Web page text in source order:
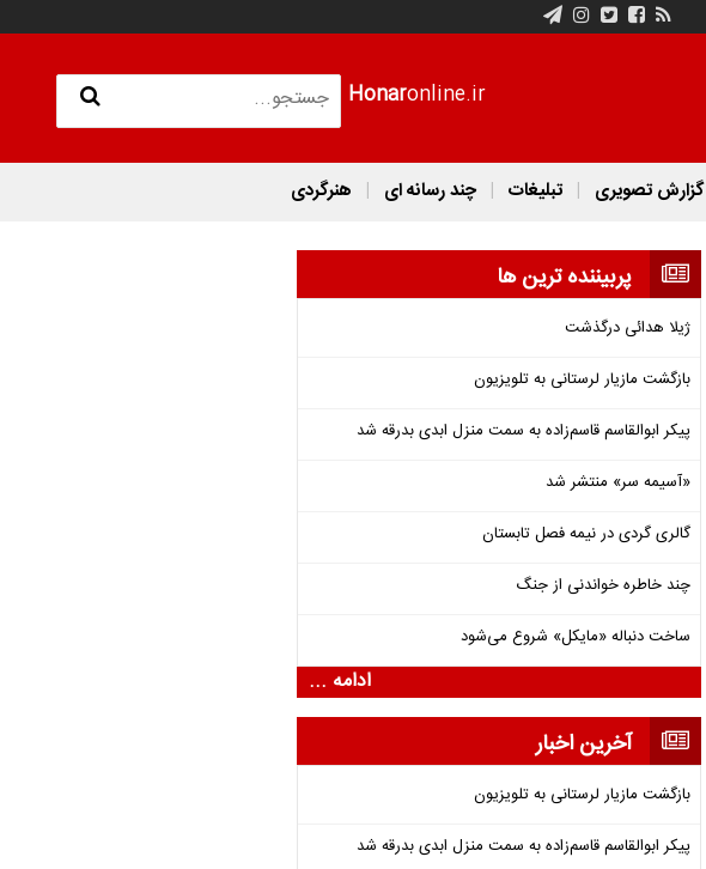
Honaronline.ir
گزارش تصویری تبلیغات چند رسانه ای هنرگردی
پربیننده ترین ها
ژیلا هدائی درگذشت
بازگشت مازیار لرستانی به تلویزیون
پیکر ابوالقاسم قاسم‌زاده به سمت منزل ابدی بدرقه شد
«آسیمه سر» منتشر شد
گالری گردی در نیمه فصل تابستان
چند خاطره خواندنی از جنگ
ساخت دنباله «مایکل» شروع می‌شود
ادامه ...
آخرین اخبار
بازگشت مازیار لرستانی به تلویزیون
پیکر ابوالقاسم قاسم‌زاده به سمت منزل ابدی بدرقه شد